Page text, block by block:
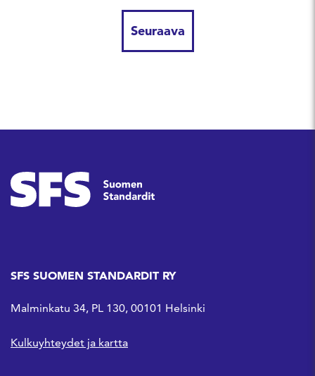
Seuraava
SFS SUOMEN STANDARDIT RY
Malminkatu 34, PL 130, 00101 Helsinki
Kulkuyhteydet ja kartta